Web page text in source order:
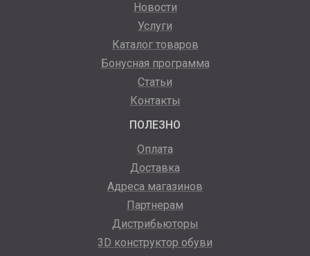
Новости
Услуги
Каталог товаров
Бонусная программа
Статьи
Контакты
ПОЛЕЗНО
Оплата
Доставка
Адреса магазинов
Партнерам
Дистрибьюторы
3D конструктор обуви